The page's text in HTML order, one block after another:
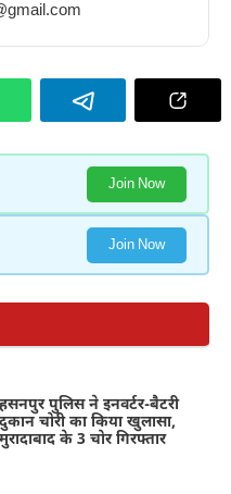
Join Now
Join Now
हसनपुर पुलिस ने इनवर्टर-बैटरी
दुकान चोरी का किया खुलासा,
मुरादाबाद के 3 चोर गिरफ्तार